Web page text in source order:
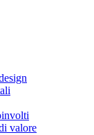
valore